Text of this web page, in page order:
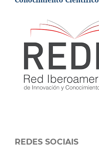
REDES SOCIAIS